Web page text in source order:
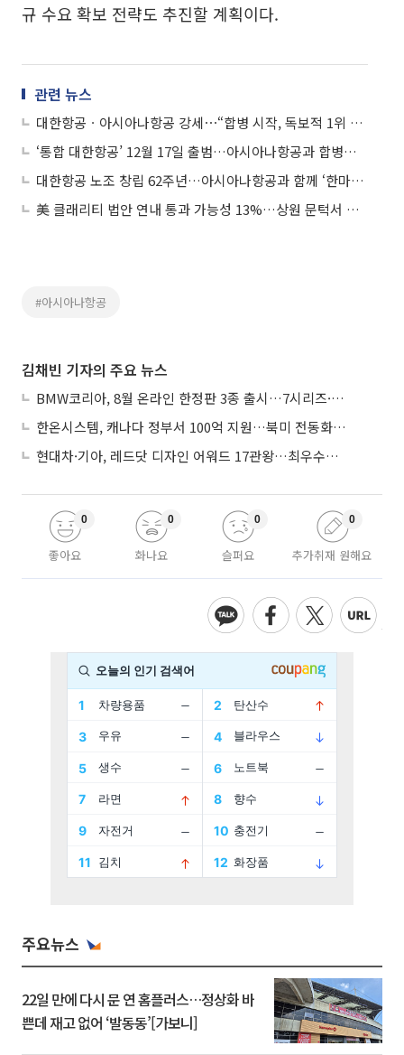
규 수요 확보 전략도 추진할 계획이다.
관련 뉴스
대한항공ㆍ아시아나항공 강세⋯“합병 시작, 독보적 1위 사업자 등장”
‘통합 대한항공’ 12월 17일 출범…아시아나항공과 합병계약 체결
대한항공 노조 창립 62주년…아시아나항공과 함께 ‘한마음 페스타’ 개최
美 클래리티 법안 연내 통과 가능성 13%…상원 문턱서 제동
#아시아나항공
김채빈 기자의 주요 뉴스
BMW코리아, 8월 온라인 한정판 3종 출시…7시리즈·X7·M340i 투어링
한온시스템, 캐나다 정부서 100억 지원…북미 전동화 시장 가속
현대차·기아, 레드닷 디자인 어워드 17관왕…최우수상 2개 수상
좋아요
0
화나요
0
슬퍼요
0
추가취재 원해요
0
주요뉴스
22일 만에 다시 문 연 홈플러스…정상화 바
쁜데 재고 없어 ‘발동동’[가보니]